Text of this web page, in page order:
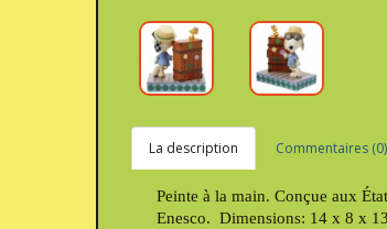
La description Commentaires (0)
Peinte à la main. Conçue aux
Enesco. Dimensions: 14 x 8 x